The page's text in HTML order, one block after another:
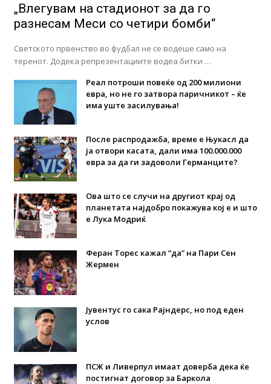
„Влегувам на стадионот за да го
разнесам Меси со четири бомби“
Светското првенство во фудбал не се водеше само на
теренот. Додека репрезентациите водеа битки …
Реал потроши повеќе од 200 милиони
евра, но не го затвора паричникот – ќе
има уште засилувања!
После распродажба, време е Њукасл да
ја отвори касата, дали има 100.000.000
евра за да ги задоволи Германците?
Ова што се случи на другиот крај од
планетата најдобро покажува кој е и што
е Лука Модриќ
Феран Торес кажал “да” на Пари Сен
Жермен
Јувентус го сака Рајндерс, но под еден
услов
ПСЖ и Ливерпул имаат доверба дека ќе
постигнат договор за Баркола